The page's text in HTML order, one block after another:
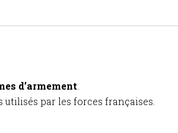
d’armement
par les forces françaises.